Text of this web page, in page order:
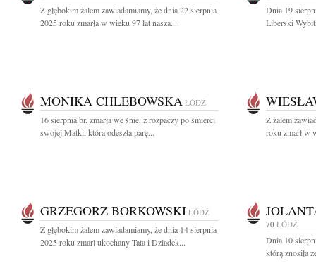
Z głębokim żalem zawiadamiamy, że dnia 22 sierpnia
2025 roku zmarła w wieku 97 lat nasza...
Dnia 19
Liberski
MONIKA CHLEBOWSKA ŁÓDŹ
16 sierpnia br. zmarła we śnie, z rozpaczy po śmierci
swojej Matki, która odeszła parę...
Z żalem
roku zmarł w
GRZEGORZ BORKOWSKI ŁÓDŹ
Z głębokim żalem zawiadamiamy, że dnia 14 sierpnia
2025 roku zmarł ukochany Tata i Dziadek...
70 ŁÓDŹ
Dnia 10
którą znosiła